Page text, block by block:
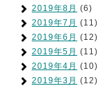
2019年8月 (6)
2019年7月 (11)
2019年6月 (12)
2019年5月 (11)
2019年4月 (10)
2019年3月 (12)